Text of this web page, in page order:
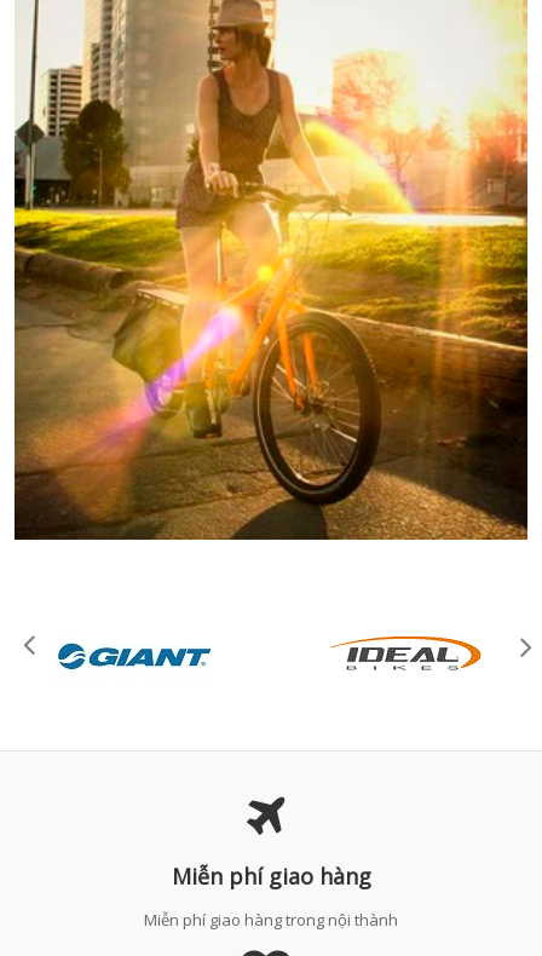
Miễn phí giao hàng
Miễn phí giao hàng trong nội thành